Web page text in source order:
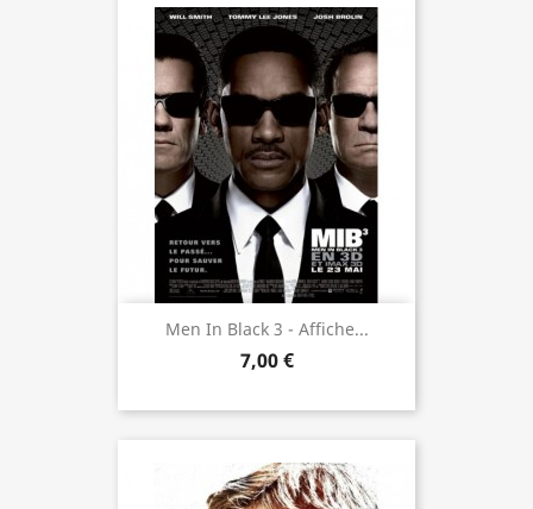
Men In Black 3 - Affiche...
7,00 €